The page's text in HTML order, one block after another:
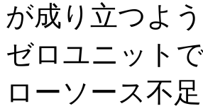
が成り立つよ
ゼロユニット
ローソース不